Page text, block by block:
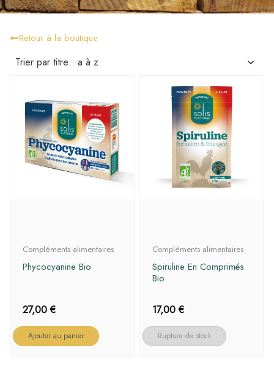
Retour à la boutique
Compléments alimentaires
Phycocyanine Bio
27,00€
Ajouter au panier
Compléments alimentaires
Spiruline En Comprimés
Bio
17,00€
Rupture de stock